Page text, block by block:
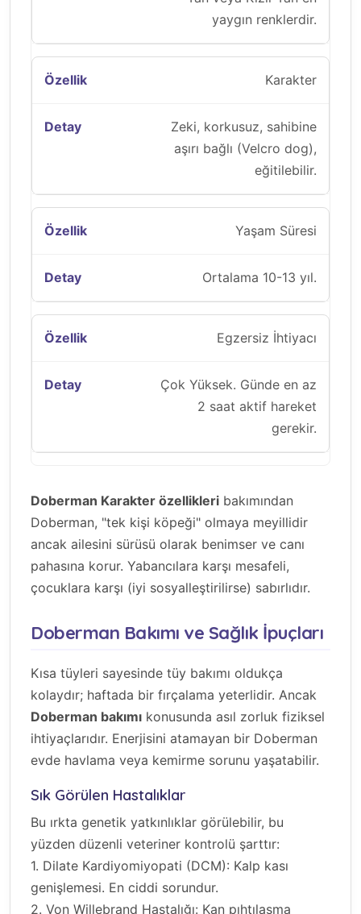
yaygın renklerdir.
Karakter
Zeki, korkusuz, sahibine
aşırı bağlı (Velcro dog),
eğitilebilir.
Yaşam Süresi
Ortalama 10-13 yıl.
Egzersiz İhtiyacı
Çok Yüksek. Günde en az
2 saat aktif hareket
gerekir.
Doberman Karakter özellikleri bakımından
Doberman, "tek kişi köpeği" olmaya meyillidir
ancak ailesini sürüsü olarak benimser ve canı
pahasına korur. Yabancılara karşı mesafeli,
çocuklara karşı (iyi sosyalleştirilirse) sabırlıdır.
Doberman Bakımı ve Sağlık İpuçları
Kısa tüyleri sayesinde tüy bakımı oldukça
kolaydır; haftada bir fırçalama yeterlidir. Ancak
Doberman bakımı konusunda asıl zorluk fiziksel
ihtiyaçlarıdır. Enerjisini atamayan bir Doberman
evde havlama veya kemirme sorunu yaşatabilir.
Sık Görülen Hastalıklar
Bu ırkta genetik yatkınlıklar görülebilir, bu
yüzden düzenli veteriner kontrolü şarttır:
1. Dilate Kardiyomiyopati (DCM): Kalp kası
genişlemesi. En ciddi sorundur.
2. Von Willebrand Hastalığı: Kan pıhtılaşma